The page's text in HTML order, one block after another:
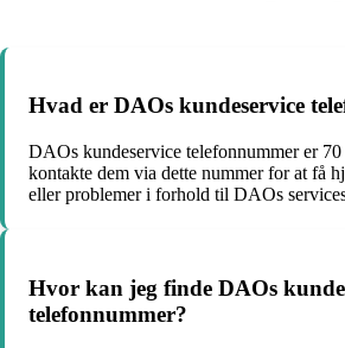
Hvad er DAOs kundeservice
DAOs kundeservice telefonnummer er
kontakte dem via dette nummer for at få
eller problemer i forhold til DAOs
Hvor kan jeg finde DAOs
telefonnummer?